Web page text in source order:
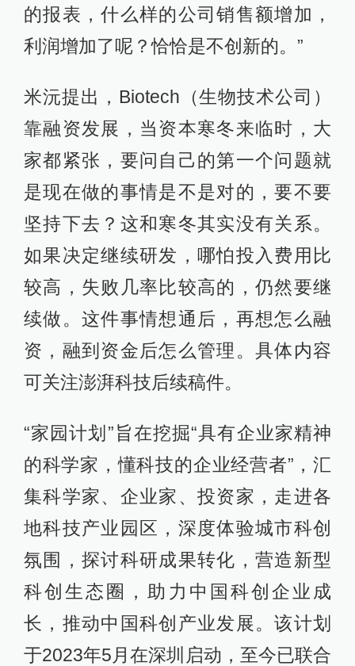
的报表，什么样的公司销售额增加，
利润增加了呢？恰恰是不创新的。”
米沅提出，Biotech（生物技术公司）
靠融资发展，当资本寒冬来临时，大
家都紧张，要问自己的第一个问题就
是现在做的事情是不是对的，要不要
坚持下去？这和寒冬其实没有关系。
如果决定继续研发，哪怕投入费用比
较高，失败几率比较高的，仍然要继
续做。这件事情想通后，再想怎么融
资，融到资金后怎么管理。具体内容
可关注澎湃科技后续稿件。
“家园计划”旨在挖掘“具有企业家精神
的科学家，懂科技的企业经营者”，汇
集科学家、企业家、投资家，走进各
地科技产业园区，深度体验城市科创
氛围，探讨科研成果转化，营造新型
科创生态圈，助力中国科创企业成
长，推动中国科创产业发展。该计划
于2023年5月在深圳启动，至今已联合